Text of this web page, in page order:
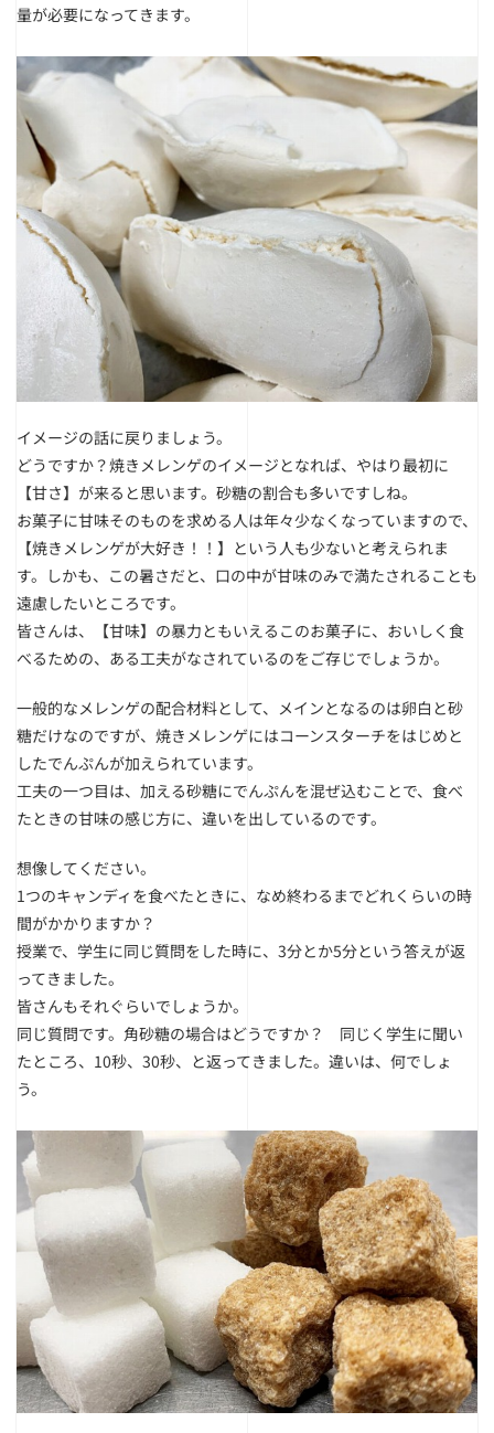
量が必要になってきます。
イメージの話に戻りましょう。
どうですか？焼きメレンゲのイメージとなれば、やはり最初に
【甘さ】が来ると思います。砂糖の割合も多いですしね。
お菓子に甘味そのものを求める人は年々少なくなっていますので、
【焼きメレンゲが大好き！！】という人も少ないと考えられま
す。しかも、この暑さだと、口の中が甘味のみで満たされることも
遠慮したいところです。
皆さんは、【甘味】の暴力ともいえるこのお菓子に、おいしく食
べるための、ある工夫がなされているのをご存じでしょうか。
一般的なメレンゲの配合材料として、メインとなるのは卵白と砂
糖だけなのですが、焼きメレンゲにはコーンスターチをはじめと
したでんぷんが加えられています。
工夫の一つ目は、加える砂糖にでんぷんを混ぜ込むことで、食べ
たときの甘味の感じ方に、違いを出しているのです。
想像してください。
1つのキャンディを食べたときに、なめ終わるまでどれくらいの時
間がかかりますか？
授業で、学生に同じ質問をした時に、3分とか5分という答えが返
ってきました。
皆さんもそれぐらいでしょうか。
同じ質問です。角砂糖の場合はどうですか？ 同じく学生に聞い
たところ、10秒、30秒、と返ってきました。違いは、何でしょ
う。